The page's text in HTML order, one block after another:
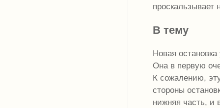
проскальзывает
В тему
Новая
Она в первую
К сожалению,
стороны
нижняя часть, и